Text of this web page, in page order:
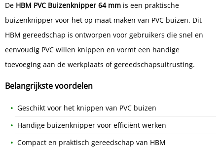
De HBM PVC Buizenknipper 64 mm is een praktische
buizenknipper voor het op maat maken van PVC buizen. Dit
HBM gereedschap is ontworpen voor gebruikers die snel en
eenvoudig PVC willen knippen en vormt een handige
toevoeging aan de werkplaats of gereedschapsuitrusting.
Belangrijkste voordelen
Geschikt voor het knippen van PVC buizen
Handige buizenknipper voor efficiënt werken
Compact en praktisch gereedschap van HBM